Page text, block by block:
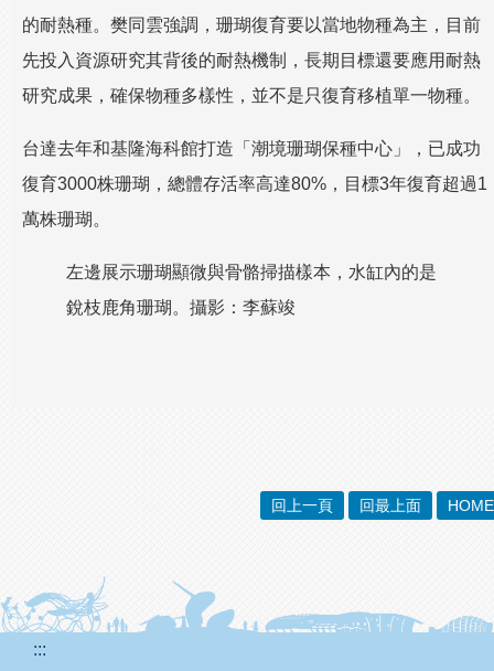
的耐熱種。樊同雲強調，珊瑚復育要以當地物種為主，目前
先投入資源研究其背後的耐熱機制，長期目標還要應用耐熱
研究成果，確保物種多樣性，並不是只復育移植單一物種。
台達去年和基隆海科館打造「潮境珊瑚保種中心」，已成功
復育3000株珊瑚，總體存活率高達80%，目標3年復育超過1
萬株珊瑚。
左邊展示珊瑚顯微與骨骼掃描樣本，水缸內的是
銳枝鹿角珊瑚。攝影：李蘇竣
回上一頁 回最上面 HOME
:::